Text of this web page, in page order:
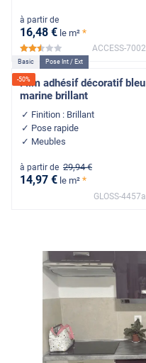
à partir de
16,48 € le m² *
*****
ACCESS-7002
-50%
Basic Pose Int / Ext
Film adhésif décoratif bleu
marine brillant
Finition : Brillant
Pose rapide
Meubles
à partir de 29,94 €
14,97 € le m² *
GLOSS-4457a